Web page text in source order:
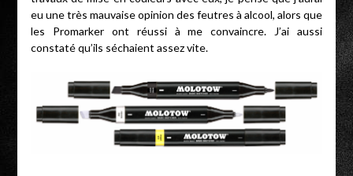
eu une très mauvaise opinion des feutres à alcool, alors que
les Promarker ont réussi à me convaincre. J’ai aussi
constaté qu’ils séchaient assez vite.